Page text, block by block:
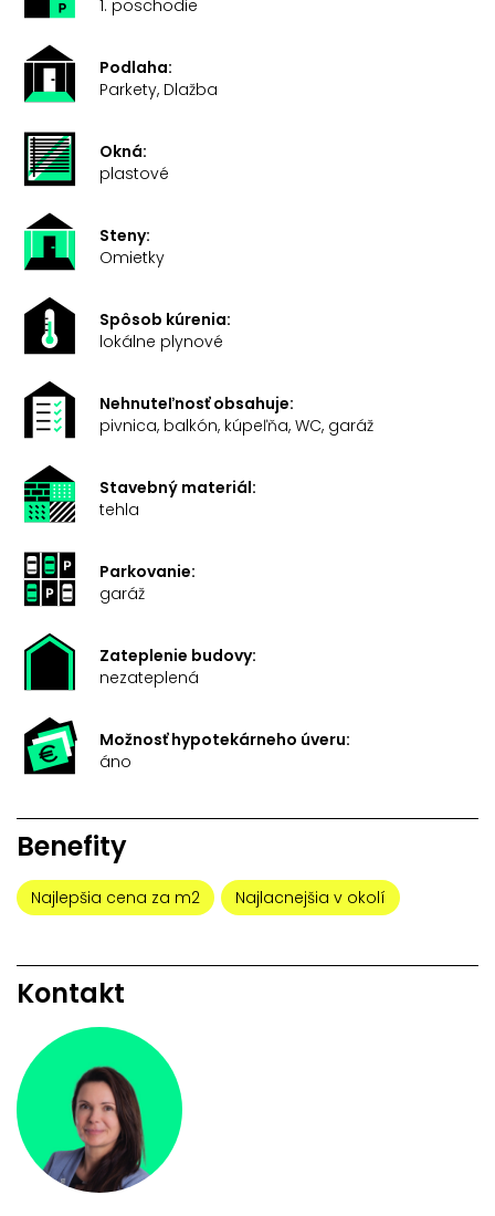
1. poschodie
Podlaha:
Parkety, Dlažba
Okná:
plastové
Steny:
Omietky
Spôsob kúrenia:
lokálne plynové
Nehnuteľnosť obsahuje:
pivnica, balkón, kúpeľňa, WC, garáž
Stavebný materiál:
tehla
Parkovanie:
garáž
Zateplenie budovy:
nezateplená
Možnosť hypotekárneho úveru:
áno
Benefity
Najlepšia cena za m2 Najlacnejšia v okolí
Kontakt